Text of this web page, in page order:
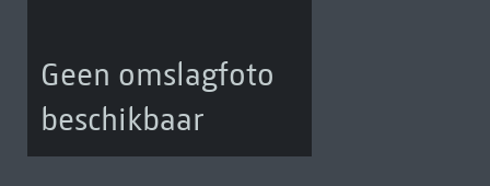
Geen omslagfoto
beschikbaar